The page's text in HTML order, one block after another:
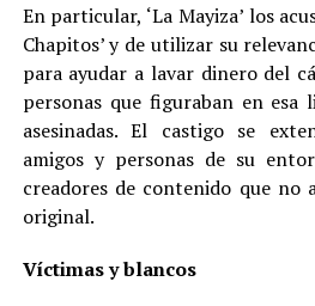
En particular, ‘La Mayiza’ los
Chapitos’ y de utilizar su
para ayudar a lavar dinero del
personas que figuraban en esa
asesinadas. El castigo se
amigos y personas de su
creadores de contenido que no
original.
Víctimas y blancos